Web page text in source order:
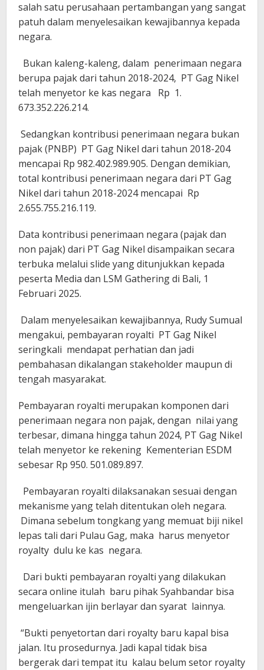
salah satu perusahaan pertambangan yang sangat
patuh dalam menyelesaikan kewajibannya kepada
negara.
Bukan kaleng-kaleng, dalam penerimaan negara
berupa pajak dari tahun 2018-2024, PT Gag Nikel
telah menyetor ke kas negara Rp 1.
673.352.226.214.
Sedangkan kontribusi penerimaan negara bukan
pajak (PNBP) PT Gag Nikel dari tahun 2018-204
mencapai Rp 982.402.989.905. Dengan demikian,
total kontribusi penerimaan negara dari PT Gag
Nikel dari tahun 2018-2024 mencapai Rp
2.655.755.216.119.
Data kontribusi penerimaan negara (pajak dan
non pajak) dari PT Gag Nikel disampaikan secara
terbuka melalui slide yang ditunjukkan kepada
peserta Media dan LSM Gathering di Bali, 1
Februari 2025.
Dalam menyelesaikan kewajibannya, Rudy Sumual
mengakui, pembayaran royalti PT Gag Nikel
seringkali mendapat perhatian dan jadi
pembahasan dikalangan stakeholder maupun di
tengah masyarakat.
Pembayaran royalti merupakan komponen dari
penerimaan negara non pajak, dengan nilai yang
terbesar, dimana hingga tahun 2024, PT Gag Nikel
telah menyetor ke rekening Kementerian ESDM
sebesar Rp 950. 501.089.897.
Pembayaran royalti dilaksanakan sesuai dengan
mekanisme yang telah ditentukan oleh negara.
Dimana sebelum tongkang yang memuat biji nikel
lepas tali dari Pulau Gag, maka harus menyetor
royalty dulu ke kas negara.
Dari bukti pembayaran royalti yang dilakukan
secara online itulah baru pihak Syahbandar bisa
mengeluarkan ijin berlayar dan syarat lainnya.
“Bukti penyetortan dari royalty baru kapal bisa
jalan. Itu prosedurnya. Jadi kapal tidak bisa
bergerak dari tempat itu kalau belum setor royalty